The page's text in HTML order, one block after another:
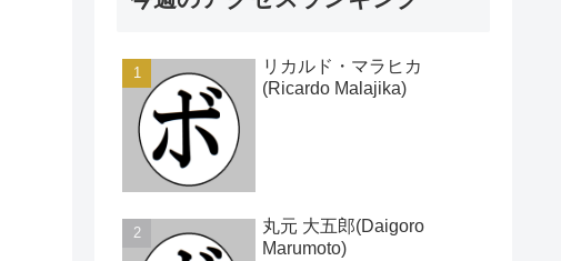
リカルド・マラヒカ
(Ricardo Malajika)
丸元 大五郎(Daigoro
Marumoto)